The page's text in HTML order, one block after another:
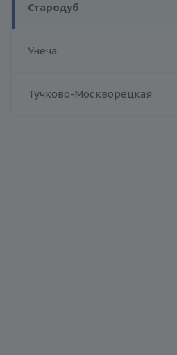
Стародуб
Унеча
Тучково-Москворецкая